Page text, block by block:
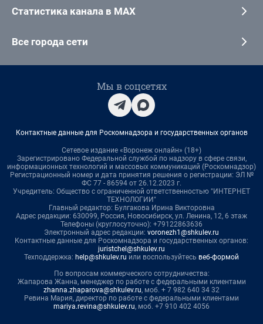
Статистика канала в MAX
Все города сети
Мы в соцсетях
Контактные данные для Роскомнадзора и государственных органов
Сетевое издание «Воронеж онлайн» (18+)
Зарегистрировано Федеральной службой по надзору в сфере связи,
информационных технологий и массовых коммуникаций (Роскомнадзор)
Регистрационный номер и дата принятия решения о регистрации: ЭЛ №
ФС 77 - 86594 от 26.12.2023 г.
Учредитель: Общество с ограниченной ответственностью "ИНТЕРНЕТ
ТЕХНОЛОГИИ"
Главный редактор: Булгакова Ирина Викторовна
Адрес редакции: 630099, Россия, Новосибирск, ул. Ленина, 12, 6 этаж
Телефоны (круглосуточно): +79122863636
Электронный адрес редакции: voronezh1@shkulev.ru
Контактные данные для Роскомнадзора и государственных органов:
juristchel@shkulev.ru
Техподдержка: help@shkulev.ru или воспользуйтесь веб-формой
По вопросам коммерческого сотрудничества:
Жапарова Жанна, менеджер по работе с федеральными клиентами
zhanna.zhaparova@shkulev.ru, моб. + 7 982 640 34 32
Ревина Мария, директор по работе с федеральными клиентами
mariya.revina@shkulev.ru, моб. +7 910 402 4056